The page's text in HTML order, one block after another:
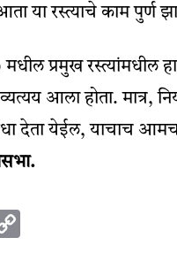
या रस्त्याचे काम
मधील प्रमुख रस्त्यांमधील
व्यत्यय आला होता.
देता येईल, याचाच